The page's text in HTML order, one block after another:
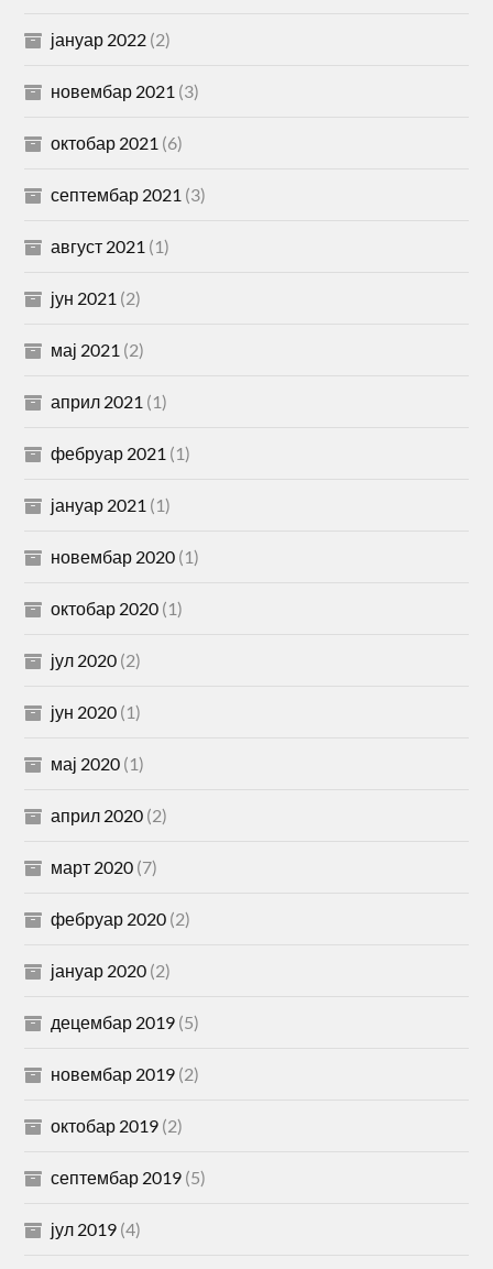
јануар 2022 (2)
новембар 2021 (3)
октобар 2021 (6)
септембар 2021 (3)
август 2021 (1)
јун 2021 (2)
мај 2021 (2)
април 2021 (1)
фебруар 2021 (1)
јануар 2021 (1)
новембар 2020 (1)
октобар 2020 (1)
јул 2020 (2)
јун 2020 (1)
мај 2020 (1)
април 2020 (2)
март 2020 (7)
фебруар 2020 (2)
јануар 2020 (2)
децембар 2019 (5)
новембар 2019 (2)
октобар 2019 (2)
септембар 2019 (5)
јул 2019 (4)